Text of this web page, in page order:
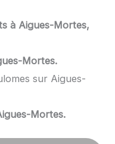
à Aigues-Mortes,
Mortes.
sur Aigues-
Mortes.